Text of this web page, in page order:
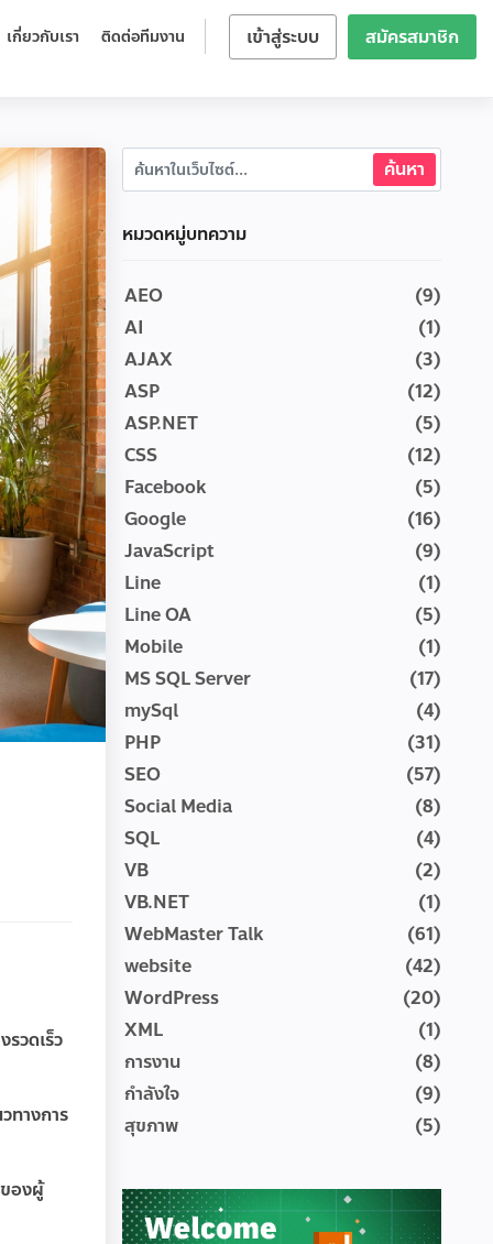
เข้าสู่ระบบ สมัครสมาชิก
เกี่ยวกับเรา ติดต่อทีมงาน
วดเร็ว
ทางการ
องผู้
หมวดหมู่บทความ
AEO
(9)
AI
(1)
AJAX
(3)
ASP
(12)
ASP.NET
(5)
CSS
(12)
Facebook
(5)
Google
(16)
JavaScript
(9)
Line
(1)
Line OA
(5)
Mobile
(1)
MS SQL Server
(17)
mySql
(4)
PHP
(31)
SEO
(57)
Social Media
(8)
SQL
(4)
VB
(2)
VB.NET
(1)
WebMaster Talk
(61)
website
(42)
WordPress
(20)
XML
(1)
การงาน
(8)
กำลังใจ
(9)
สุขภาพ
(5)